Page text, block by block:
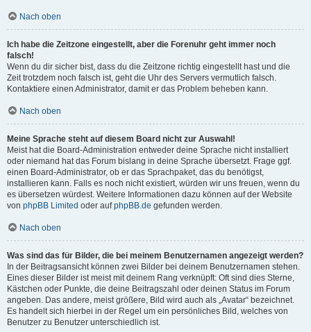
Nach oben
Ich habe die Zeitzone eingestellt, aber die Forenuhr geht immer noch
falsch!
Wenn du dir sicher bist, dass du die Zeitzone richtig eingestellt hast und die
Zeit trotzdem noch falsch ist, geht die Uhr des Servers vermutlich falsch.
Kontaktiere einen Administrator, damit er das Problem beheben kann.
Nach oben
Meine Sprache steht auf diesem Board nicht zur Auswahl!
Meist hat die Board-Administration entweder deine Sprache nicht installiert
oder niemand hat das Forum bislang in deine Sprache übersetzt. Frage ggf.
einen Board-Administrator, ob er das Sprachpaket, das du benötigst,
installieren kann. Falls es noch nicht existiert, würden wir uns freuen, wenn du
es übersetzen würdest. Weitere Informationen dazu können auf der Website
von phpBB Limited oder aufphpBB.de gefunden werden.
Nach oben
Was sind das für Bilder, die bei meinem Benutzernamen angezeigt werden?
In der Beitragsansicht können zwei Bilder bei deinem Benutzernamen stehen.
Eines dieser Bilder ist meist mit deinem Rang verknüpft: Oft sind dies Sterne,
Kästchen oder Punkte, die deine Beitragszahl oder deinen Status im Forum
angeben. Das andere, meist größere, Bild wird auch als „Avatar“ bezeichnet.
Es handelt sich hierbei in der Regel um ein persönliches Bild, welches von
Benutzer zu Benutzer unterschiedlich ist.